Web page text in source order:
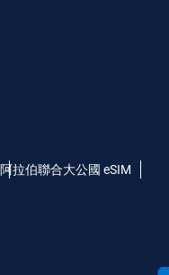
阿拉伯聯合大公國 eSIM